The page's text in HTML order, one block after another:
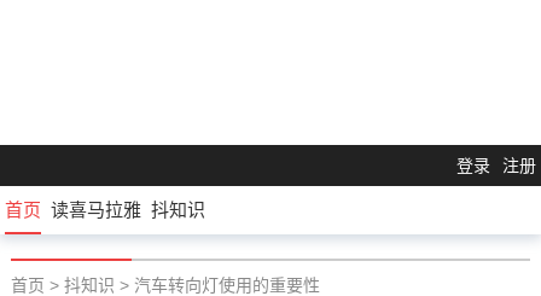
登录 注册
首页 读喜马拉雅 抖知识
首页 > 抖知识 > 汽车转向灯使用的重要性